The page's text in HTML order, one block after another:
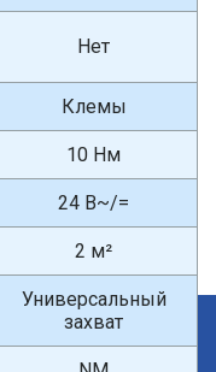
Нет
Клемы
10 Нм
24 В~/=
2 м²
Универсальный
захват